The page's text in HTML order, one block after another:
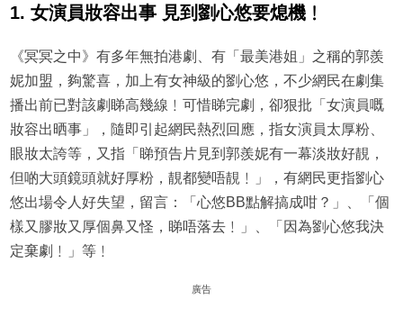
1. 女演員妝容出事 見到劉心悠要熄機﹗
《冥冥之中》有多年無拍港劇、有「最美港姐」之稱的郭羨
妮加盟，夠驚喜，加上有女神級的劉心悠，不少網民在劇集
播出前已對該劇睇高幾線﹗可惜睇完劇，卻狠批「女演員嘅
妝容出晒事」，隨即引起網民熱烈回應，指女演員太厚粉、
眼妝太誇等，又指「睇預告片見到郭羨妮有一幕淡妝好靚，
但啲大頭鏡頭就好厚粉，靚都變唔靚﹗」，有網民更指劉心
悠出場令人好失望，留言：「心悠BB點解搞成咁？」、「個
樣又膠妝又厚個鼻又怪，睇唔落去﹗」、「因為劉心悠我決
定棄劇﹗」等﹗
廣告